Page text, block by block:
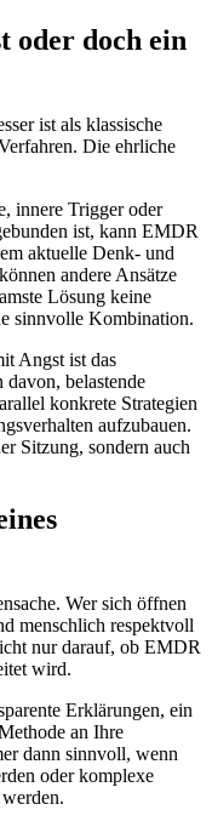
oder doch ein
ist als klassische
Die ehrliche
innere Trigger oder
ist, kann EMDR
aktuelle Denk- und
andere Ansätze
Lösung keine
sinnvolle Kombination.
Angst ist das
belastende
konkrete Strategien
aufzubauen.
Sitzung, sondern auch
Wer sich öffnen
menschlich respektvoll
nur darauf, ob EMDR
wird.
Erklärungen, ein
an Ihre
dann sinnvoll, wenn
oder komplexe